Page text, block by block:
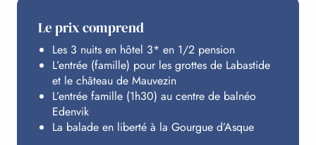
EDENVIK
HÉBERGEMENT
Le prix comprend
Les 3 nuits en hôtel 3* en 1/2 pension
L’entrée (famille) pour les grottes de Labastide
et le château de Mauvezin
L’entrée famille (1h30) au centre de balnéo
Edenvik
La balade en liberté à la Gourgue d’Asque